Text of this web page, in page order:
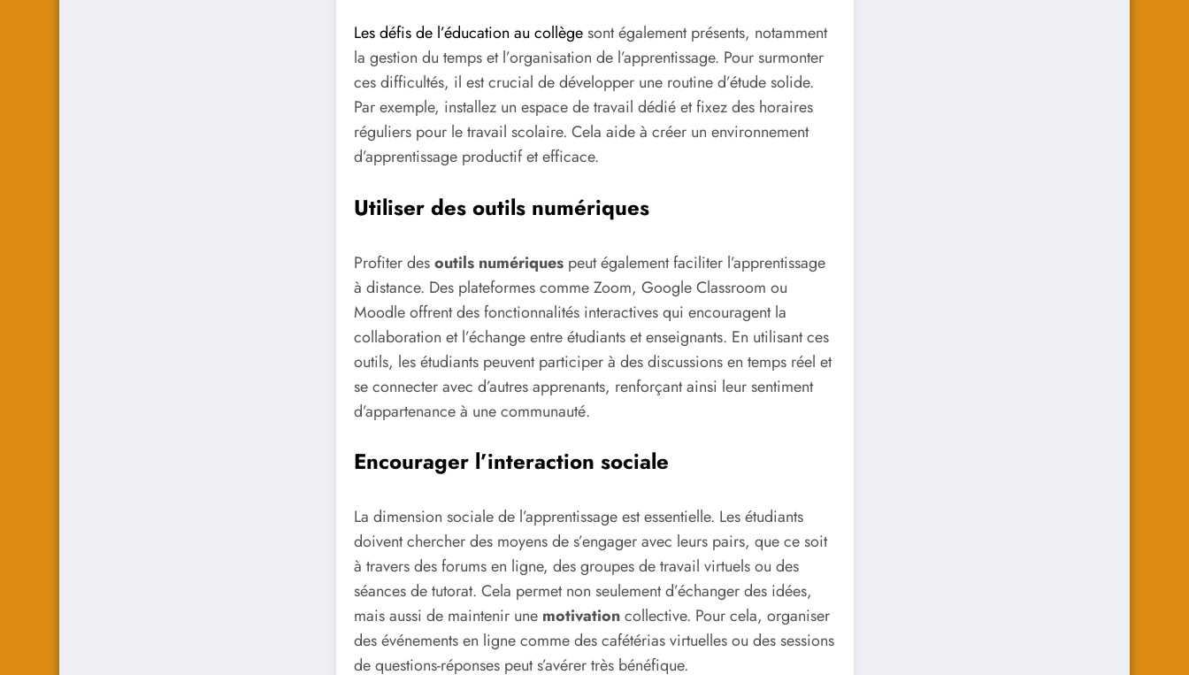
Les défis de l’éducation au collègesont également présents, notamment
la gestion du temps et l’organisation de l’apprentissage. Pour surmonter
ces difficultés, il est crucial de développer une routine d’étude solide.
Par exemple, installez un espace de travail dédié et fixez des horaires
réguliers pour le travail scolaire. Cela aide à créer un environnement
d’apprentissage productif et efficace.
Utiliser des outils numériques
Profiter desoutils numériquespeut également faciliter l’apprentissage
à distance. Des plateformes comme Zoom, Google Classroom ou
Moodle offrent des fonctionnalités interactives qui encouragent la
collaboration et l’échange entre étudiants et enseignants. En utilisant ces
outils, les étudiants peuvent participer à des discussions en temps réel et
se connecter avec d’autres apprenants, renforçant ainsi leur sentiment
d’appartenance à une communauté.
Encourager l’interaction sociale
La dimension sociale de l’apprentissage est essentielle. Les étudiants
doivent chercher des moyens de s’engager avec leurs pairs, que ce soit
à travers des forums en ligne, des groupes de travail virtuels ou des
séances de tutorat. Cela permet non seulement d’échanger des idées,
mais aussi de maintenir une motivationcollective. Pour cela, organiser
des événements en ligne comme des cafétérias virtuelles ou des sessions
de questions-réponses peut s’avérer très bénéfique.